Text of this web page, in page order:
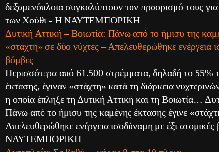
δεξαμενόπλοια συγκαλύπτουν τον προορισμό τους
των Χούθι - Η ΝΑΥΤΕΜΠΟΡΙΚΗ
Δυτική Αττική – Βοιωτία: Πάνω από το ήμισυ της
«στάχτη» σε δύο νύχτες – Απελευθερώθηκε ενέργεια
βόμβες
Περισσότερα από 61.500 στρέμματα, δηλαδή το 55%
έκτασης, έγιναν «στάχτη» κατά τη διάρκεια
η οποία έπληξε τη Δυτική Αττική και τη Βοιωτία…
Πάνω από το ήμισυ της καμένης έκτασης έγινε
Απελευθερώθηκε ενέργεια ισοδύναμη με έξι
ΝΑΥΤΕΜΠΟΡΙΚΗ